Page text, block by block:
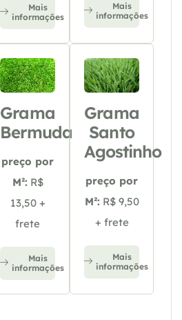
Mais
informações
Mais
informações
Grama
Bermuda
preço por
M²: R$
13,50 +
frete
Mais
informações
Grama
Santo
Agostinho
preço por
M²: R$ 9,50
+ frete
Mais
informações